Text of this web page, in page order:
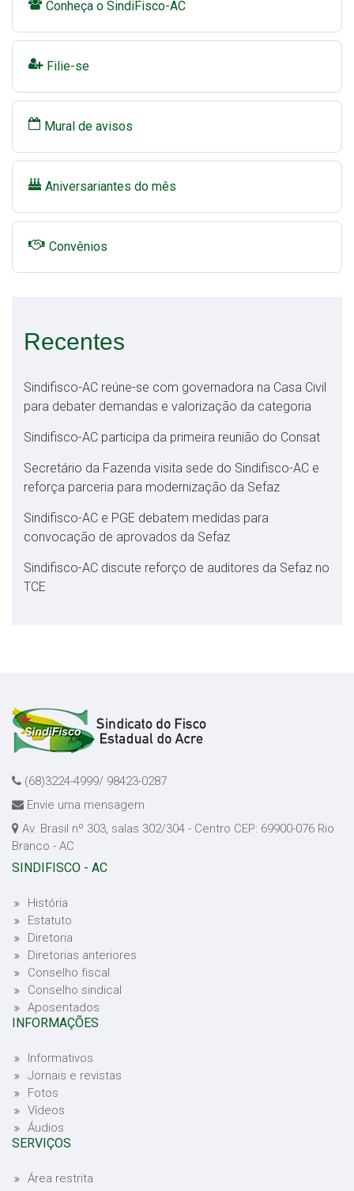
Conheça o SindiFisco-AC
Filie-se
Mural de avisos
Aniversariantes do mês
Convênios
Recentes
Sindifisco-AC reúne-se com governadora na Casa Civil
para debater demandas e valorização da categoria
Sindifisco-AC participa da primeira reunião do Consat
Secretário da Fazenda visita sede do Sindifisco-AC e
reforça parceria para modernização da Sefaz
Sindifisco-AC e PGE debatem medidas para
convocação de aprovados da Sefaz
Sindifisco-AC discute reforço de auditores da Sefaz no
TCE
(68)3224-4999/ 98423-0287
Envie uma mensagem
Av. Brasil nº 303, salas 302/304 - Centro CEP: 69900-076 Rio
Branco - AC
SINDIFISCO - AC
História
Estatuto
Diretoria
Diretorias anteriores
Conselho fiscal
Conselho sindical
Aposentados
INFORMAÇÕES
Informativos
Jornais e revistas
Fotos
Vídeos
Áudios
SERVIÇOS
Área restrita